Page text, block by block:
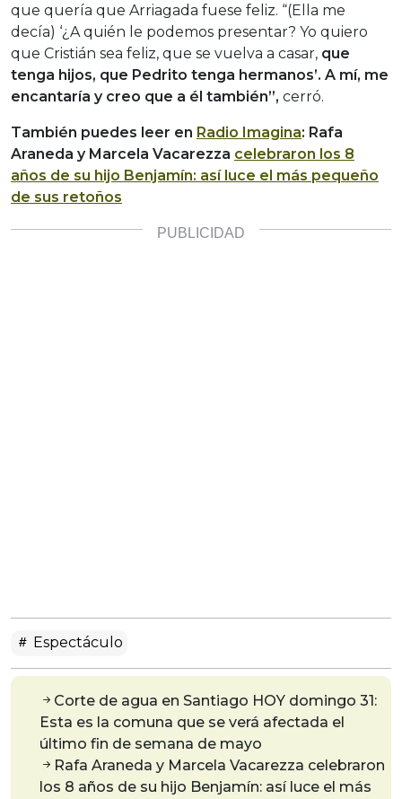
que quería que Arriagada fuese feliz. “(Ella me
decía) ‘¿A quién le podemos presentar? Yo quiero
que Cristián sea feliz, que se vuelva a casar, que
tenga hijos, que Pedrito tenga hermanos’. A mí, me
encantaría y creo que a él también”, cerró.
También puedes leer en Radio Imagina: Rafa
Araneda y Marcela Vacarezza celebraron los 8
años de su hijo Benjamín: así luce el más pequeño
de sus retoños
Espectáculo
Corte de agua en Santiago HOY domingo 31:
Esta es la comuna que se verá afectada el
último fin de semana de mayo
Rafa Araneda y Marcela Vacarezza celebraron
los 8 años de su hijo Benjamín: así luce el más